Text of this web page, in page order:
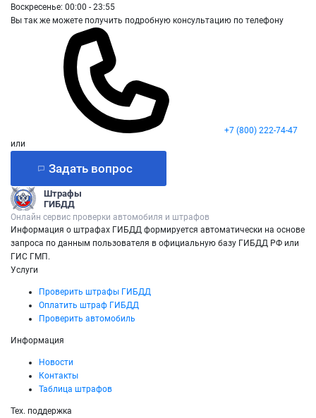
Воскресенье: 00:00 - 23:55
Вы так же можете получить подробную консультацию по телефону
+7 (800) 222-74-47
или
Задать вопрос
Штрафы
ГИБДД
Онлайн сервис проверки автомобиля и штрафов
Информация о штрафах ГИБДД формируется автоматически на основе
запроса по данным пользователя в официальную базу ГИБДД РФ или
ГИС ГМП.
Услуги
Проверить штрафы ГИБДД
Оплатить штраф ГИБДД
Проверить автомобиль
Информация
Новости
Контакты
Таблица штрафов
Тех. поддержка